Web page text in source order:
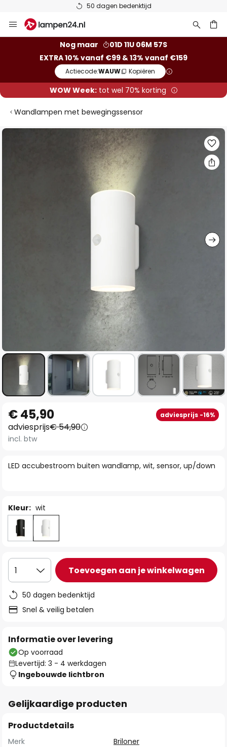
50 dagen bedenktijd
naar
Nog maar
01D 11U 06M 56S
EXTRA 10% vanaf €99 & 13% vanaf €159
Actiecode:WAUW Kopiëren
WOW Week:tot wel 70% korting
Wandlampen met bewegingssensor
Ga
naar
het
begin
de
LED accubestroom buiten wandlamp, wit, sensor, up/down
€ 45,90 adviesprijs -16%
adviesprijs€ 54,90
incl. btw
Kleur: wit
1 Toevoegen aan je winkelwagen
50 dagen bedenktijd
Snel & veilig betalen
Informatie over levering
Op voorraad
Levertijd: 3 - 4 werkdagen
Ingebouwde lichtbron
Gelijkaardige producten
Productdetails
Merk
Briloner